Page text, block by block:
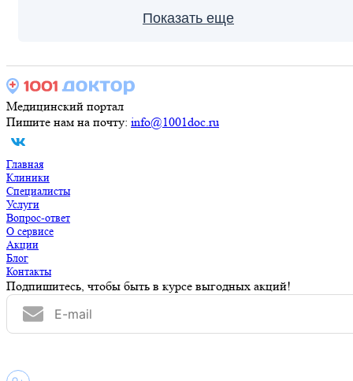
Показать еще
Медицинский портал
Пишите нам на почту: info@1001doc.ru
Главная
Клиники
Специалисты
Услуги
Вопрос-ответ
О сервисе
Акции
Блог
Контакты
Подпишитесь, чтобы быть в курсе выгодных акций!